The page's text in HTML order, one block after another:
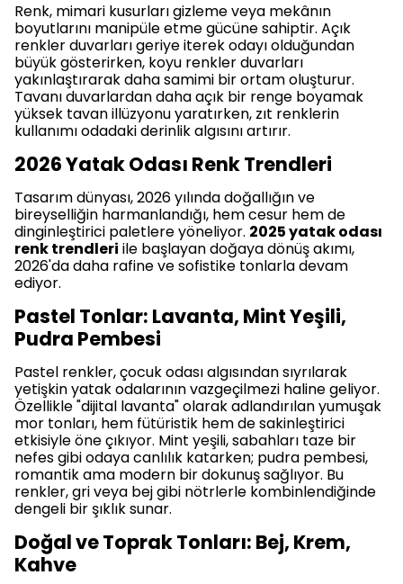
Renk, mimari kusurları gizleme veya mekânın
boyutlarını manipüle etme gücüne sahiptir. Açık
renkler duvarları geriye iterek odayı olduğundan
büyük gösterirken, koyu renkler duvarları
yakınlaştırarak daha samimi bir ortam oluşturur.
Tavanı duvarlardan daha açık bir renge boyamak
yüksek tavan illüzyonu yaratırken, zıt renklerin
kullanımı odadaki derinlik algısını artırır.
2026 Yatak Odası Renk Trendleri
Tasarım dünyası, 2026 yılında doğallığın ve
bireyselliğin harmanlandığı, hem cesur hem de
dinginleştirici paletlere yöneliyor. 2025 yatak odası
renk trendleri ile başlayan doğaya dönüş akımı,
2026'da daha rafine ve sofistike tonlarla devam
ediyor.
Pastel Tonlar: Lavanta, Mint Yeşili,
Pudra Pembesi
Pastel renkler, çocuk odası algısından sıyrılarak
yetişkin yatak odalarının vazgeçilmezi haline geliyor.
Özellikle "dijital lavanta" olarak adlandırılan yumuşak
mor tonları, hem fütüristik hem de sakinleştirici
etkisiyle öne çıkıyor. Mint yeşili, sabahları taze bir
nefes gibi odaya canlılık katarken; pudra pembesi,
romantik ama modern bir dokunuş sağlıyor. Bu
renkler, gri veya bej gibi nötrlerle kombinlendiğinde
dengeli bir şıklık sunar.
Doğal ve Toprak Tonları: Bej, Krem,
Kahve